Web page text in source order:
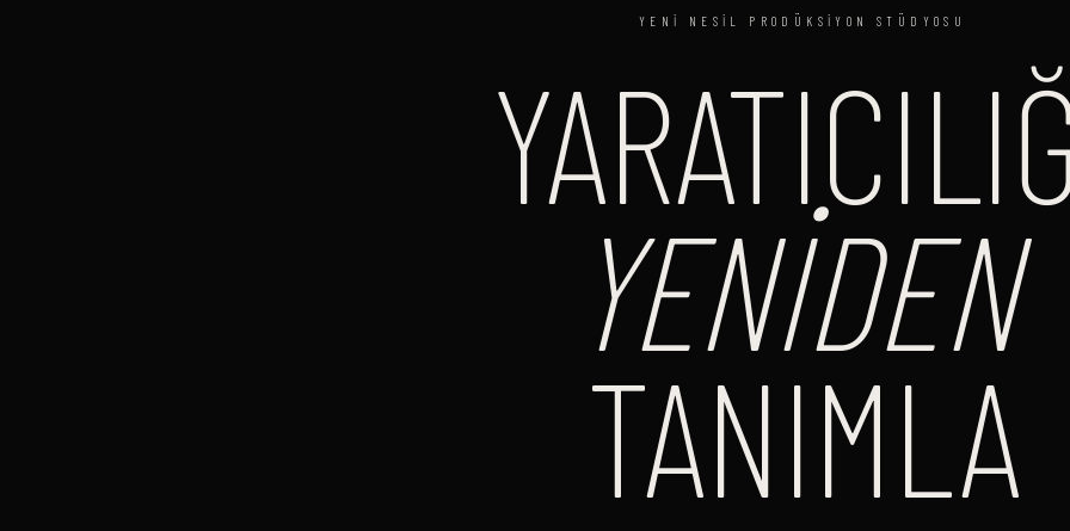
YENI NESIL PRODÜKSIYON STÜDYOSU
YENIDEN
TANIMLA